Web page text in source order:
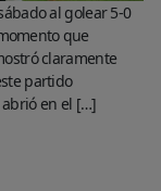
al golear 5-0
que
claramente
partido
abrió en el […]